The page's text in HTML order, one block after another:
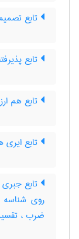
تابع
تابع
تابع هم ارز
تابع ایری
تابع
روی
ضرب ،